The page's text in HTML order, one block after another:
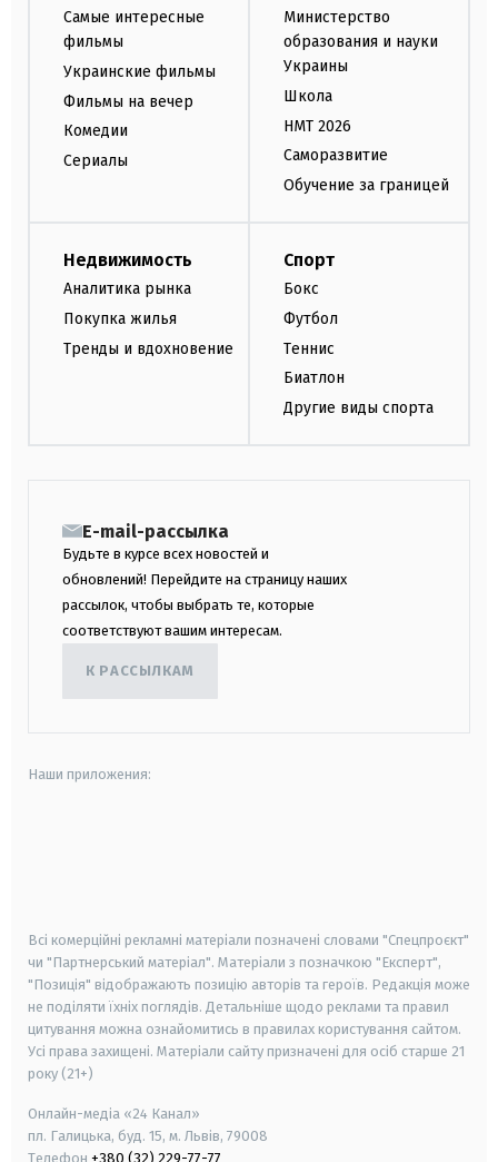
Самые интересные
фильмы
Украинские фильмы
Фильмы на вечер
Комедии
Сериалы
Министерство
образования и науки
Украины
Школа
НМТ 2026
Саморазвитие
Обучение за границей
Недвижимость
Аналитика рынка
Покупка жилья
Тренды и вдохновение
Спорт
Бокс
Футбол
Теннис
Биатлон
Другие виды спорта
E-mail-рассылка
Будьте в курсе всех новостей и
обновлений! Перейдите на страницу наших
рассылок, чтобы выбрать те, которые
соответствуют вашим интересам.
К РАССЫЛКАМ
Наши приложения:
Всі комерційні рекламні матеріали позначені словами "Спецпроєкт"
чи "Партнерський матеріал". Матеріали з позначкою "Експерт",
"Позиція" відображають позицію авторів та героїв. Редакція може
не поділяти їхніх поглядів. Детальніше щодо реклами та правил
цитування можна ознайомитись в правилах користування сайтом.
Усі права захищені. Матеріали сайту призначені для осіб старше 21
року (21+)
Онлайн-медіа «24 Канал»
пл. Галицька, буд. 15, м. Львів, 79008
Телефон +380 (32) 229-77-77